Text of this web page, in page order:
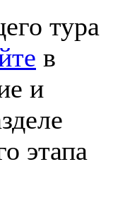
тура
в
и
этапа